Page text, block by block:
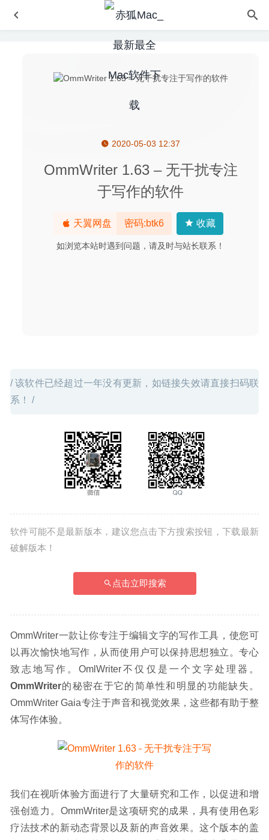
2020-05-03 12:37
OmmWriter 1.63 – 无干扰专注
于写作的软件
天翼网盘 密码:btk6 收藏
如浏览本站时遇到问题，请及时与站长联系！
/ 该软件已经超过一年没有更新，如链接失效请直接扫码联
系！ /
软件可能不是最新版本，建议您点击下方搜索按钮，下载最新
破解版本！
点击立即搜索
OmmWriter一款让你专注于编辑文字的写作工具，使您可
以再次愉快地写作，从而使用户可以保持思想独立。专心
致志地写作。OmlWriter不仅仅是一个文字处理器。
OmmWriter的秘密在于它的简单性和明显的功能缺失。
OmmWriter Gaia专注于声音和视觉效果，这些都有助于整
体写作体验。
我们在视听体验方面进行了大量研究和工作，以促进和增
强创造力。OmmWriter是这项研究的成果，具有使用色彩
疗法技术的新动态背景以及新的声音效果。这个版本的盖
微信小助手 2.5.7 中文版-微信登录免认证消息防撤回及微信
iFunia Video Converter Pro 7.4.0 – 专业的全功能视频转换
Amadeus Pro 2.8.3 (2475) 中文版-多音轨音频编辑器
Adobe Lightroom Classic 2020 9.3 中文版-专业的图像后期